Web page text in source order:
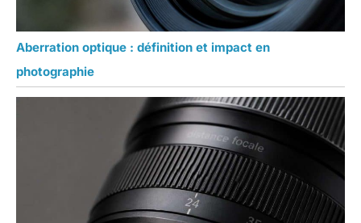
Aberration optique : définition et impact en
photographie